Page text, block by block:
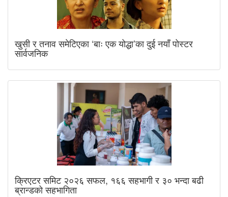
खुसी र तनाव समेटिएका ‘बाः एक योद्धा’का दुई नयाँ पोस्टर
सार्वजनिक
क्रिएटर समिट २०२६ सफल, १६६ सहभागी र ३० भन्दा बढी
ब्रान्डको सहभागिता